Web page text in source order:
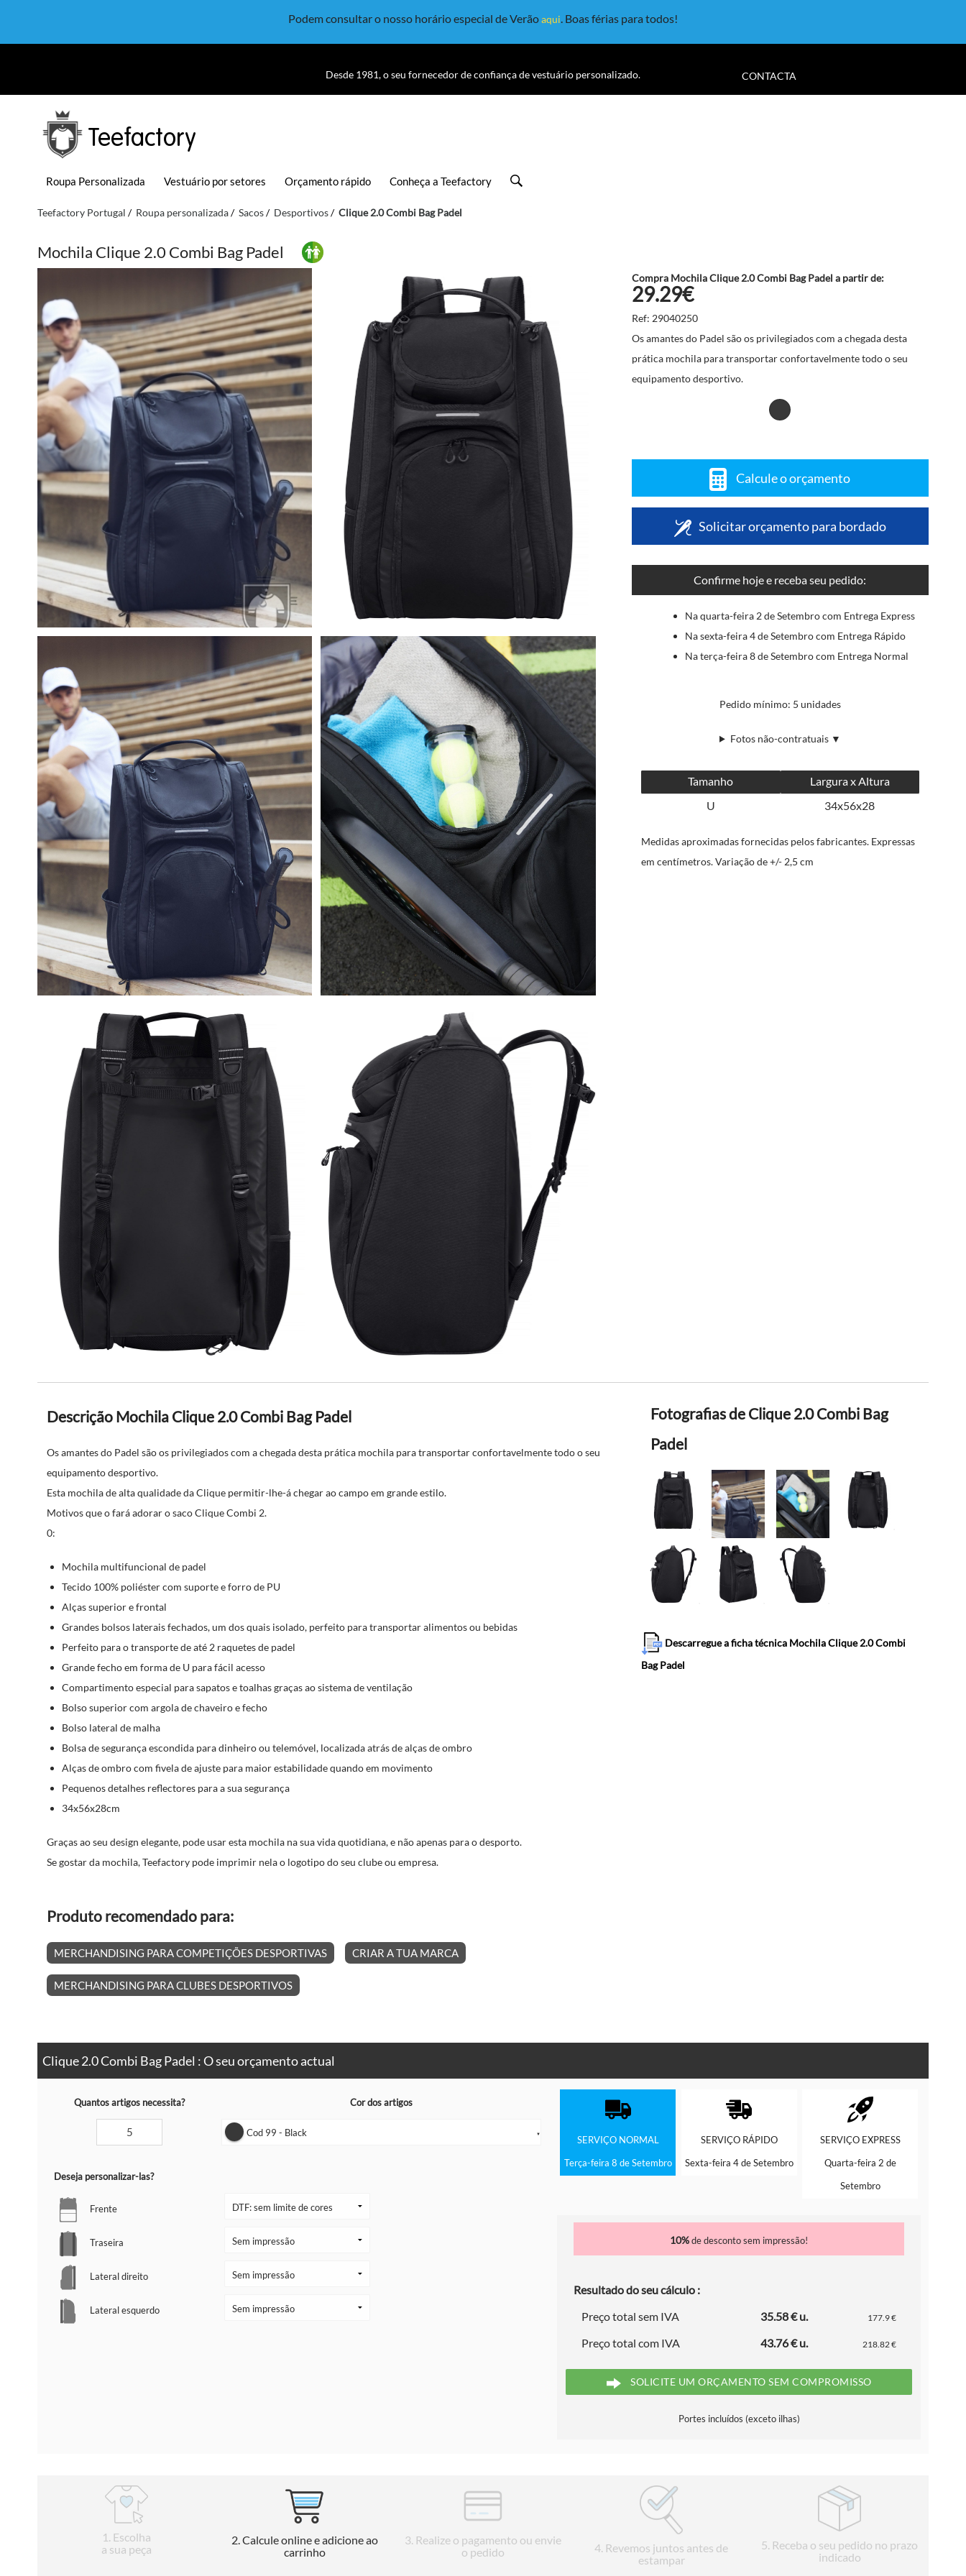
Podem consultar o nosso horário especial de Verãoaqui. Boas férias para todos!
Desde 1981, o seu fornecedor de confiança de vestuário personalizado. CONTACTA
Teefactory
Roupa Personalizada Vestuário por setores Orçamento rápido Conheça a Teefactory
Teefactory Portugal Roupa personalizada Sacos Desportivos Clique 2.0 Combi Bag Padel
Mochila Clique 2.0 Combi Bag Padel
Compra Mochila Clique 2.0 Combi Bag Padel a partir de:
29.29€
Ref: 29040250
Os amantes do Padel são os privilegiados com a chegada desta
prática mochila para transportar confortavelmente todo o seu
equipamento desportivo.
Calcule o orçamento
Solicitar orçamento para bordado
Confirme hoje e receba seu pedido:
Na quarta-feira 2 de Setembro com Entrega Express
Na sexta-feira 4 de Setembro com Entrega Rápido
Na terça-feira 8 de Setembro com Entrega Normal
Pedido mínimo: 5 unidades
Fotos não-contratuais ▼
Tamanho
Largura x Altura
U
34x56x28
Medidas aproximadas fornecidas pelos fabricantes. Expressas
em centímetros. Variação de +/- 2,5 cm
Descrição Mochila Clique 2.0 Combi Bag Padel
Os amantes do Padel são os privilegiados com a chegada desta prática mochila para transportar confortavelmente todo o seu
equipamento desportivo.
Esta mochila de alta qualidade da Clique permitir-lhe-á chegar ao campo em grande estilo.
Motivos que o fará adorar o saco Clique Combi 2.
0:
Mochila multifuncional de padel
Tecido 100% poliéster com suporte e forro de PU
Alças superior e frontal
Grandes bolsos laterais fechados, um dos quais isolado, perfeito para transportar alimentos ou bebidas
Perfeito para o transporte de até 2 raquetes de padel
Grande fecho em forma de U para fácil acesso
Compartimento especial para sapatos e toalhas graças ao sistema de ventilação
Bolso superior com argola de chaveiro e fecho
Bolso lateral de malha
Bolsa de segurança escondida para dinheiro ou telemóvel, localizada atrás de alças de ombro
Alças de ombro com fivela de ajuste para maior estabilidade quando em movimento
Pequenos detalhes reflectores para a sua segurança
34x56x28cm
Graças ao seu design elegante, pode usar esta mochila na sua vida quotidiana, e não apenas para o desporto.
Se gostar da mochila, Teefactory pode imprimir nela o logotipo do seu clube ou empresa.
Produto recomendado para:
MERCHANDISING PARA COMPETIÇÕES DESPORTIVAS CRIAR A TUA MARCA
MERCHANDISING PARA CLUBES DESPORTIVOS
Fotografias de Clique 2.0 Combi Bag
Padel
Descarregue a ficha técnica Mochila Clique 2.0 Combi
Bag Padel
Clique 2.0 Combi Bag Padel : O seu orçamento actual
Quantos artigos necessita? Cor dos artigos
Cod 99 - Black ▼
Deseja personalizar-las?
Frente
Traseira
Lateral direito
Lateral esquerdo
SERVIÇO NORMAL
Terça-feira 8 de Setembro
SERVIÇO RÁPIDO
Sexta-feira 4 de Setembro
SERVIÇO EXPRESS
Quarta-feira 2 de
Setembro
10%de desconto sem impressão!
Resultado do seu cálculo :
Preço total sem IVA
35.58 € u. 177.9 €
Preço total com IVA 43.76 € u. 218.82 €
SOLICITE UM ORÇAMENTO SEM COMPROMISSO
Portes incluídos (exceto ilhas)
1 . Escolha
a sua peça
2. Calcule online e adicione ao
carrinho
3. Realize o pagamento ou envie
o pedido
4 . Revemos juntos antes de
estampar
5. Receba o seu pedido no prazo
indicado